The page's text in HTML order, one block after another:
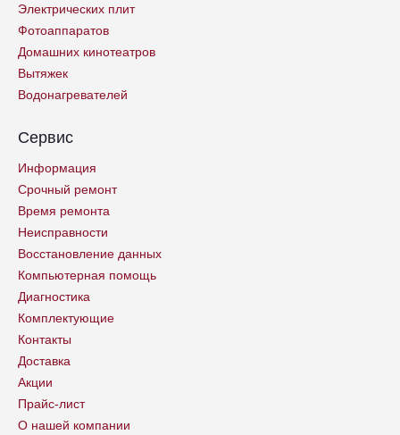
Электрических плит
Фотоаппаратов
Домашних кинотеатров
Вытяжек
Водонагревателей
Сервис
Информация
Срочный ремонт
Время ремонта
Неисправности
Восстановление данных
Компьютерная помощь
Диагностика
Комплектующие
Контакты
Доставка
Акции
Прайс-лист
О нашей компании